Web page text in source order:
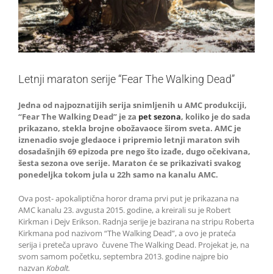
Letnji maraton serije “Fear The Walking Dead”
Jedna od najpoznatijih serija snimljenih u AMC produkciji,
“Fear The Walking Dead” je za pet sezona, koliko je do sada
prikazano, stekla brojne obožavaoce širom sveta. AMC je
iznenadio svoje gledaoce i pripremio letnji maraton svih
dosadašnjih 69 epizoda pre nego što izađe, dugo očekivana,
šesta sezona ove serije. Maraton će se prikazivati svakog
ponedeljka tokom jula u 22h samo na kanalu AMC.
Ova post- apokaliptična horor drama prvi put je prikazana na
AMC kanalu 23. avgusta 2015. godine, a kreirali su je Robert
Kirkman i Dejv Erikson. Radnja serije je bazirana na stripu Roberta
Kirkmana pod nazivom “The Walking Dead”, a ovo je prateća
serija i preteča upravo čuvene The Walking Dead. Projekat je, na
svom samom početku, septembra 2013. godine najpre bio
nazvan Kobalt.